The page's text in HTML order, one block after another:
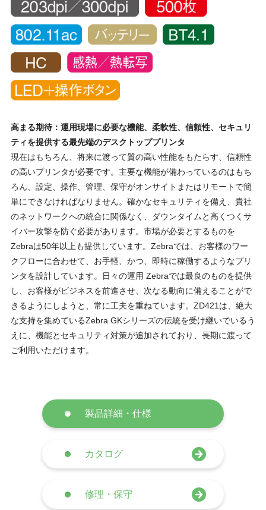
高まる期待：運用現場に必要な機能、柔軟性、信頼性、セキュリ
ティを提供する最先端のデスクトッププリンタ
現在はもちろん、将来に渡って質の高い性能をもたらす、信頼性
の高いプリンタが必要です。主要な機能が備わっているのはもち
ろん、設定、操作、管理、保守がオンサイトまたはリモートで簡
単にできなければなりません。確かなセキュリティを備え、貴社
のネットワークへの統合に関係なく、ダウンタイムと高くつくサ
イバー攻撃を防ぐ必要があります。市場が必要とするものを
Zebraは50年以上も提供しています。Zebraでは、お客様のワー
クフローに合わせて、お手軽、かつ、即時に稼働するようなプリ
ンタを設計しています。日々の運用 Zebraでは最良のものを提供
し、お客様がビジネスを前進させ、次なる動向に備えることがで
きるようにしようと、常に工夫を重ねています。ZD421は、絶大
な支持を集めているZebra GKシリーズの伝統を受け継いでいるう
えに、機能とセキュリティ対策が追加されており、長期に渡って
ご利用いただけます。
製品詳細・仕様
カタログ
修理・保守